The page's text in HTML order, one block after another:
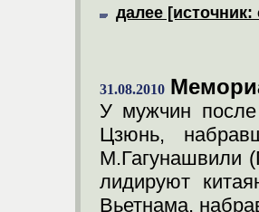
далее
31.08.2010
У мужчин
Цзюнь,
М.Гагунашвили
лидируют
Вьетнама,